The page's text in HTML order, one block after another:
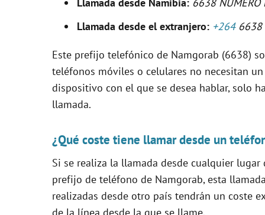
i
d
o
Llamada desde el extranjero: +2646638
Este prefijo telefónico de Namgorab (6638)
teléfonos móviles o celulares no necesitan
dispositivo con el que se desea hablar, solo
llamada.
¿Qué coste tiene llamar desde un
Si se realiza la llamada desde cualquier lugar
prefijo de teléfono de Namgorab, esta
realizadas desde otro país tendrán un coste